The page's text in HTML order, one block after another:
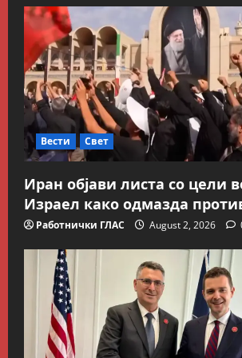
Вести Свет
Иран објави листа со цели
Израел како одмазда
Работнички ГЛАС August 2, 2026